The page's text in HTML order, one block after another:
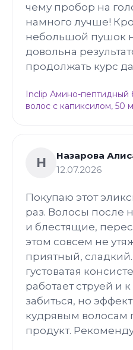
чему пробор на
намного лучше!
небольшой пушок
довольна
продолжать курс
Inclip Амино-пептидный
волос с капиксилом, 50
Н
Назарова
12.07.2026
Покупаю этот
раз. Волосы после
и блестящие,
этом совсем не
приятный,
густоватая
работает струей и
забиться, но
кудрявым волосам
продукт.